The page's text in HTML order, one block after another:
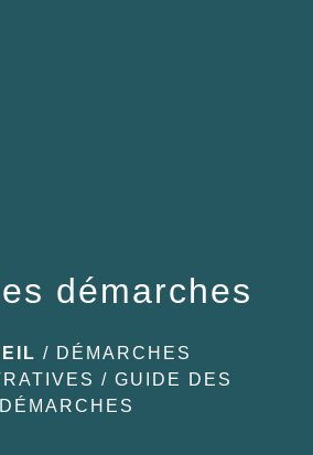
démarches
/ DÉMARCHES
/ GUIDE DES
DÉMARCHES